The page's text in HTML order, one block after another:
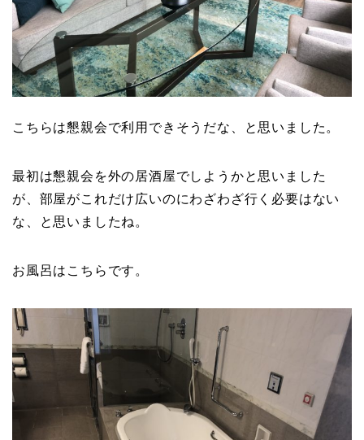
こちらは懇親会で利用できそうだな、と思いました。
最初は懇親会を外の居酒屋でしようかと思いました
が、部屋がこれだけ広いのにわざわざ行く必要はない
な、と思いましたね。
お風呂はこちらです。